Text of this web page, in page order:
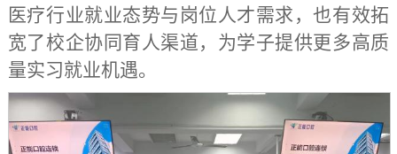
医疗行业就业态势与岗位人才需求，也有效拓
宽了校企协同育人渠道， 为学子提供更多高质
量实习就业机遇。